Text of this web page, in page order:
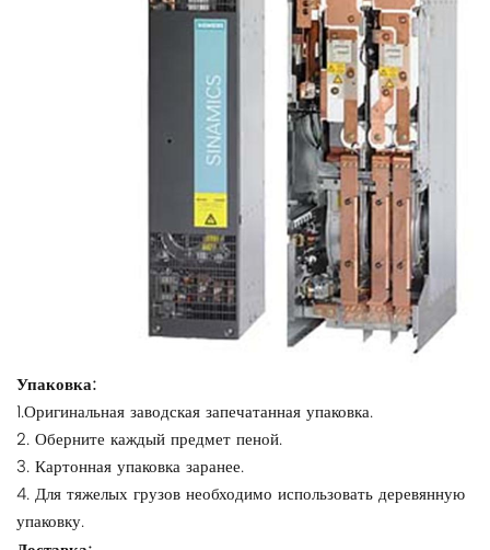
Упаковка:
1.Оригинальная заводская запечатанная упаковка.
2. Оберните каждый предмет пеной.
3. Картонная упаковка заранее.
4. Для тяжелых грузов необходимо использовать деревянную
упаковку.